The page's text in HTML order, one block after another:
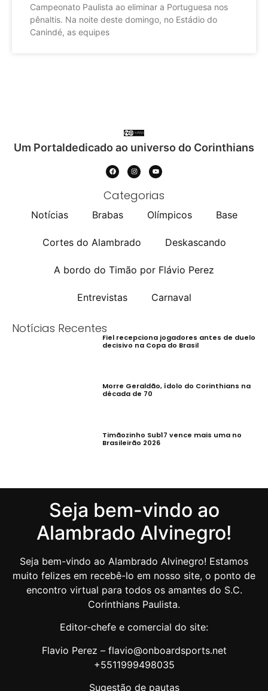
Campeonato Paulista ao eliminar a Portuguesa nos
pênaltis. Na noite deste domingo, no Estádio do
Canindé, as equipes
Um Portaldedicado ao universo do Corinthians
Categorias
Notícias Brabas Olímpicos Base
Cortes do Alambrado Deskascando
A bordo do Timão por Flávio Perez
Entrevistas Carnaval
Notícias Recentes
Fiel recepciona jogadores antes de duelo
decisivo na Copa do Brasil
Morre Geraldão, ídolo do Corinthians na
década de 70
Timãozinho Sub17 vence mais uma no
Brasileirão 2026
Seja bem-vindo ao
Alambrado Alvinegro!
Seja bem-vindo ao Alambrado Alvinegro! Estamos
muito felizes em recebê-lo em nosso site, o ponto de
encontro virtual para todos os amantes do S.C.
Corinthians Paulista.
Editor-chefe e comercial do site:
Flavio Perez – flavio@onboardsports.net
+5511999498035
Sugestão de pautas